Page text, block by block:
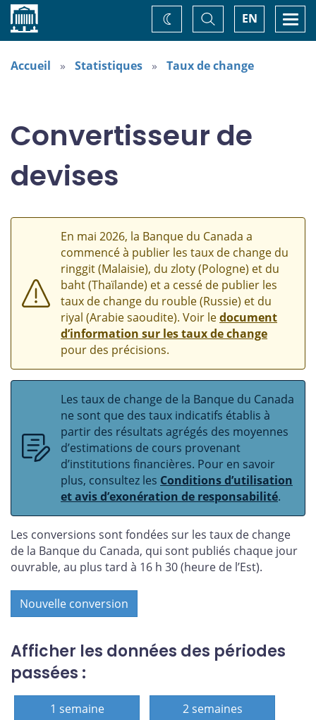
Accueil EN
Basculer
la
recherche
Changez
de
thème
Accueil Statistiques Taux de change
Convertisseur de
devises
En mai 2026, la Banque du Canada a
commencé à publier les taux de change du
ringgit (Malaisie), du zloty (Pologne) et du
baht (Thaïlande) et a cessé de publier les
taux de change du rouble (Russie) et du
riyal (Arabie saoudite). Voir ledocument
d’information sur les taux de change
pour des précisions.
Les taux de change de la Banque du Canada
ne sont que des taux indicatifs établis à
partir des résultats agrégés des moyennes
d’estimations de cours provenant
d’institutions financières. Pour en savoir
plus, consultez les Conditions d’utilisation
et avis d’exonération de responsabilité.
Les conversions sont fondées sur les taux de change
de la Banque du Canada, qui sont publiés chaque jour
ouvrable, au plus tard à 16 h 30 (heure de l’Est).
Nouvelle conversion
Afficher les données des périodes
passées :
1 semaine 2 semaines